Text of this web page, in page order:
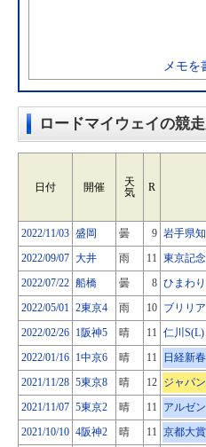
メモを
ロードマイウェイの競
日付 開催
天
気
R
2022/11/03 盛岡 曇 9 岩手県
2022/09/07 大井 雨 11 東京記
2022/07/22 船橋 曇 8 ひまわ
2022/05/01 2東京4 雨 10 ブリリ
2022/02/26 1阪神5 晴 11 仁川S(L)
2022/01/16 1中京6 晴 11 日経新
2021/11/28 5東京8 晴 12 ジャパ
2021/11/07 5東京2 晴 11 アルゼ
2021/10/10 4阪神2 晴 11 京都大